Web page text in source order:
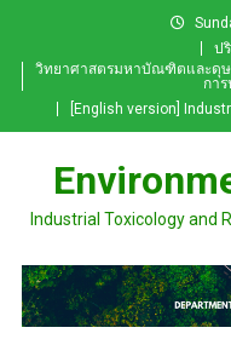
content
ป
วิทยาศาสตรมหาบัณฑิตและดุ
กา
[English version]
Industrial Toxicology and